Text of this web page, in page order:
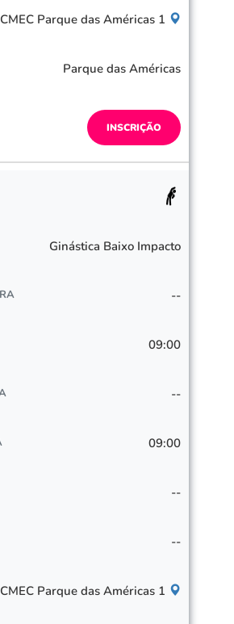
CMEC Parque das Américas 1
Parque das Américas
INSCRIÇÃO
Ginástica Baixo Impacto
--
09:00
--
09:00
--
--
CMEC Parque das Américas 1